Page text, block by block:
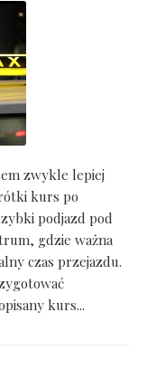
zwykle lepiej
kurs po
podjazd pod
gdzie ważna
czas przejazdu.
kurs...